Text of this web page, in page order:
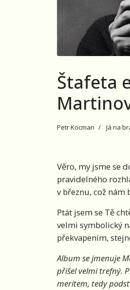
Štafeta
Petr Kocman Já na
Věro, my jsme se
pravidelného
v březnu, což nám
Ptát jsem se Tě
velmi symbolický
překvapením,
Album se jmenuje
přišel velmi trefný.
meritem, tedy